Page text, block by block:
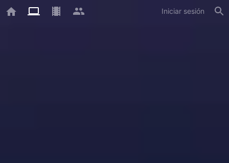
Iniciar sesión